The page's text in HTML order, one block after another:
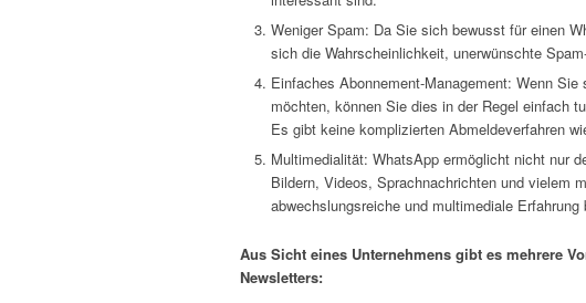
Weniger Spam: Da Sie sich bewusst für einen
sich die Wahrscheinlichkeit, unerwünschte
Einfaches Abonnement-Management: Wenn
möchten, können Sie dies in der Regel einfach
Es gibt keine komplizierten Abmeldeverfahren
Multimedialität: WhatsApp ermöglicht nicht nur
Bildern, Videos, Sprachnachrichten und vielem
abwechslungsreiche und multimediale Erfahrung
Aus Sicht eines Unternehmens gibt es mehrere
Newsletters: